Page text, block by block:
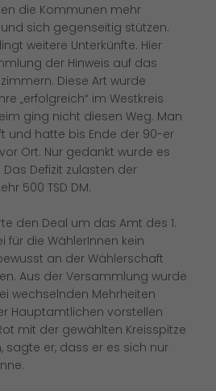
die Kommunen mehr
sich gegenseitig stützen.
weitere Unterkünfte. Hier
der Hinweis auf das
Diese Art wurde
„erfolgreich“ im Westkreis
ging nicht diesen Weg. Man
und hatte bis Ende der 90-er
Ort. Nur gedankt wurde es
Defizit zulasten der
500 TSD DM.
den Deal um das Amt des 1.
für die WählerInnen kein
an der Wählerschaft
Aus der Versammlung wurde
wechselnden Mehrheiten
Hauptamtlichen vorstellen
mit der gewählten Kreisspitze
sagte er, dass er es sich nur